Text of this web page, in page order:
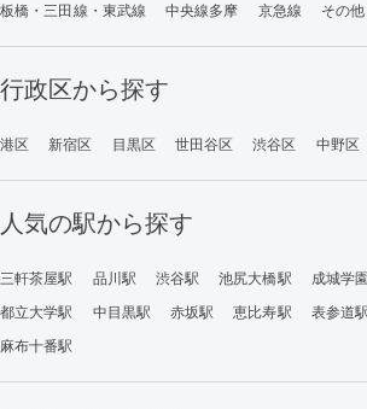
板橋・三田線・東武線
中央線多摩 京急線 その他
行政区から探す
港区 新宿区 目黒区 世田谷区 渋谷区 中野区
人気の駅から探す
三軒茶屋駅 品川駅 渋谷駅 池尻大橋駅 成城学
都立大学駅
中目黒駅 赤坂駅 恵比寿駅 表参道駅
麻布十番駅